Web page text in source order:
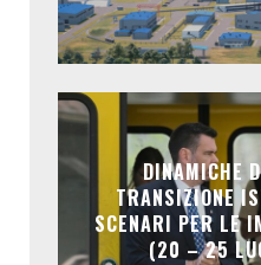
DINAMICHE
TRANSIZIONE
SCENARI PER LE
(20 – 25